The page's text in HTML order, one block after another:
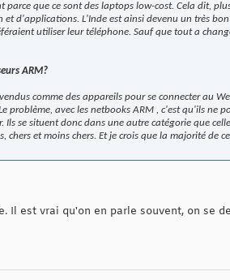
parce que ce sont des laptops low-cost. Cela dit,
d'applications. L'Inde est ainsi devenu un très
utiliser leur téléphone. Sauf que tout a
ARM?
comme des appareils pour se connecter au
problème, avec les netbooks ARM , c'est qu'ils ne
se situent donc dans une autre catégorie que
et moins chers. Et je crois que la majorité de
Il est vrai qu'on en parle souvent, on se